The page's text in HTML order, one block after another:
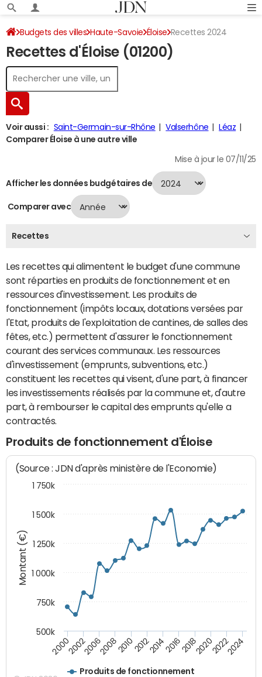
Budgets des villes Haute-Savoie Éloise Recettes 2024
Recettes d'Éloise (01200)
Voir aussi : Saint-Germain-sur-Rhône Valserhône
Léaz
Comparer Éloise à une autre ville
Mise à jour le 07/11/25
Afficher les données budgétaires de
Comparer avec
Recettes
Les recettes qui alimentent le budget d'une commune
sont réparties en produits de fonctionnement et en
ressources d'investissement. Les produits de
fonctionnement (impôts locaux, dotations versées par
l'Etat, produits de l'exploitation de cantines, de salles des
fêtes, etc.) permettent d'assurer le fonctionnement
courant des services communaux. Les ressources
d'investissement (emprunts, subventions, etc.)
constituent les recettes qui visent, d'une part, à financer
les investissements réalisés par la commune et, d'autre
part, à rembourser le capital des emprunts qu'elle a
contractés.
Produits de fonctionnement d'Éloise
Montant (€)
(Source : JDN d'après ministère de l'Economie)
Produits de fonctionnement
200020022006200820102012201420162018202020222024
500k
750k
1 000k
1 250k
1 500k
1 750k